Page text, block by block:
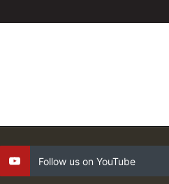
Follow us on YouTube